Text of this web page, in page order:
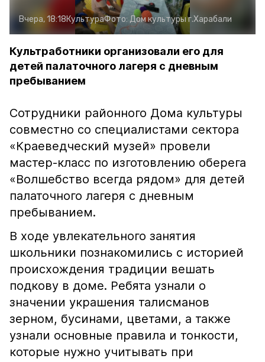
Вчера, 18:18КультураФото: Дом культуры г.Харабали
Культработники организовали его для
детей палаточного лагеря с дневным
пребыванием
Сотрудники районного Дома культуры
совместно со специалистами сектора
«Краеведческий музей» провели
мастер-класс по изготовлению оберега
«Волшебство всегда рядом» для детей
палаточного лагеря с дневным
пребыванием.
В ходе увлекательного занятия
школьники познакомились с историей
происхождения традиции вешать
подкову в доме. Ребята узнали о
значении украшения талисманов
зерном, бусинами, цветами, а также
узнали основные правила и тонкости,
которые нужно учитывать при